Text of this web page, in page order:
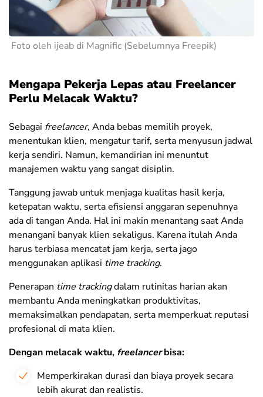
Foto oleh ijeab di Magnific (Sebelumnya Freepik)
Mengapa Pekerja Lepas atau Freelancer
Perlu Melacak Waktu?
Sebagai freelancer, Anda bebas memilih proyek,
menentukan klien, mengatur tarif, serta menyusun jadwal
kerja sendiri. Namun, kemandirian ini menuntut
manajemen waktu yang sangat disiplin.
Tanggung jawab untuk menjaga kualitas hasil kerja,
ketepatan waktu, serta efisiensi anggaran sepenuhnya
ada di tangan Anda. Hal ini makin menantang saat Anda
menangani banyak klien sekaligus. Karena itulah Anda
harus terbiasa mencatat jam kerja, serta jago
menggunakan aplikasi time tracking.
Penerapan time trackingdalam rutinitas harian akan
membantu Anda meningkatkan produktivitas,
memaksimalkan pendapatan, serta memperkuat reputasi
profesional di mata klien.
Dengan melacak waktu, freelancerbisa:
Memperkirakan durasi dan biaya proyek secara
lebih akurat dan realistis.